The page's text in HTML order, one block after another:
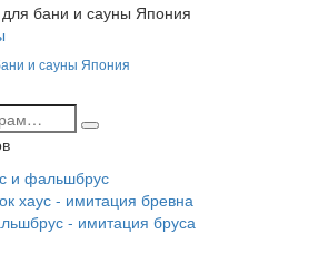
и сауны Япония
и фальшбрус
хаус - имитация бревна
- имитация бруса